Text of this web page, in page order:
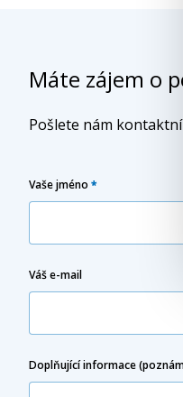
Máte zájem o
Pošlete nám
Vaše jméno *
Váš e-mail
Doplňující informace